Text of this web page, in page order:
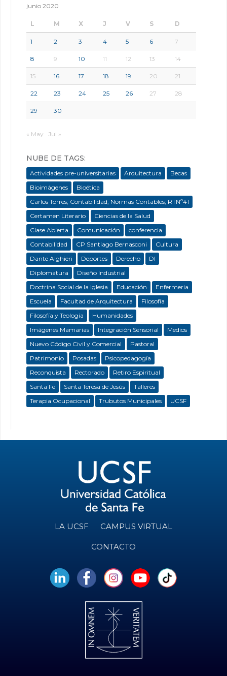
junio 2020
L M X J V S D
1 2 3 4 5 6 7
8 9 10 11 12 13 14
15 16 17 18 19 20 21
22 23 24 25 26 27 28
29 30
« May Jul »
NUBE DE TAGS:
Actividades pre-universitarias Arquitectura
Becas
Bioimágenes
Bioética
Carlos Torres; Contabilidad; Normas Contables; RTNº41
Certamen Literario
Ciencias de la Salud
Clase Abierta
Comunicación
conferencia
Contabilidad
CP Santiago Bernasconi
Cultura
Dante Alghieri
Deportes Derecho
DI
Diplomatura
Diseño Industrial
Doctrina Social de la Iglesia
Educación
Enfermeria
Escuela
Facultad de Arquitectura
Filosofía
Filosofía y Teología
Humanidades
Imágenes Mamarias
Integración Sensorial
Medios
Nuevo Código Civil y Comercial
Pastoral
Patrimonio
Posadas
Psicopedagogía
Reconquista
Rectorado
Retiro Espiritual
Santa Fe
Santa Teresa de Jesús
Talleres
Terapia Ocupacional
Trubutos Municipales UCSF
LA UCSF CAMPUS VIRTUAL
CONTACTO